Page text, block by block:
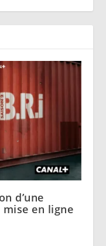
d’une
en ligne